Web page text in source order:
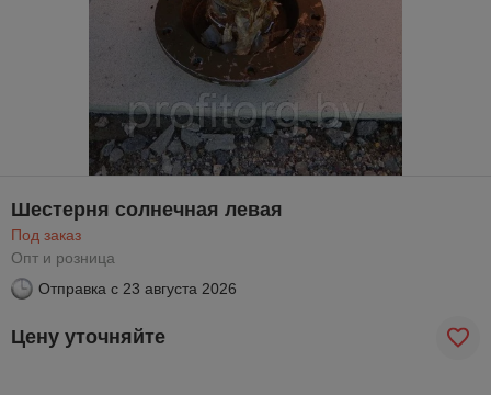
Шестерня солнечная левая
Под заказ
Опт и розница
Отправка с 23 августа 2026
Цену уточняйте